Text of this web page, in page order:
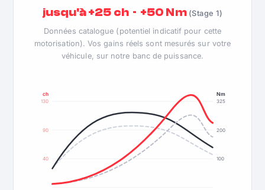
jusqu'à +25 ch · +50 Nm (Stage 1)
Données catalogue (potentiel indicatif pour cette
motorisation). Vos gains réels sont mesurés sur votre
véhicule, sur notre banc de puissance.
40
90
130
100
200
325
ch Nm